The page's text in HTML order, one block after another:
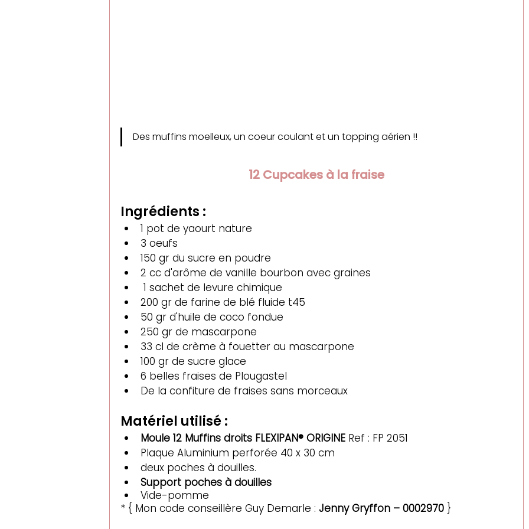
Des muffins moelleux, un coeur coulant et un topping aérien !!
12 Cupcakes à la fraise
Ingrédients :
1 pot de yaourt nature
3 oeufs
150 gr du sucre en poudre
2 cc d'arôme de vanille bourbon avec graines
1 sachet de levure chimique
200 gr de farine de blé fluide t45
50 gr d'huile de coco fondue
250 gr de mascarpone
33 cl de crème à fouetter au mascarpone
100 gr de sucre glace
6 belles fraises de Plougastel
De la confiture de fraises sans morceaux
Matériel utilisé :
Moule 12 Muffins droits FLEXIPAN® ORIGINE Ref : FP 2051
Plaque Aluminium perforée 40 x 30 cm
deux poches à douilles.
Support poches à douilles
Vide-pomme
* { Mon code conseillère Guy Demarle : Jenny Gryffon – 0002970 }